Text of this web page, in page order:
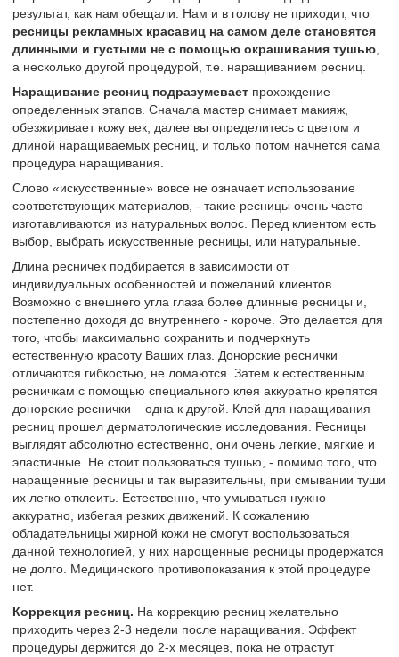
результат, как нам обещали. Нам и в голову не приходит, что
ресницы рекламных красавиц на самом деле становятся
длинными и густыми не с помощью окрашивания тушью
а несколько другой процедурой, т.е. наращиванием ресниц.
Наращивание ресниц подразумевает прохождение
определенных этапов. Сначала мастер снимает макияж,
обезжиривает кожу век, далее вы определитесь с цветом и
длиной наращиваемых ресниц, и только потом начнется сама
процедура наращивания.
Слово «искусственные» вовсе не означает использование
соответствующих материалов, - такие ресницы очень часто
изготавливаются из натуральных волос. Перед клиентом есть
выбор, выбрать искусственные ресницы, или натуральные.
Длина ресничек подбирается в зависимости от
индивидуальных особенностей и пожеланий клиентов.
Возможно с внешнего угла глаза более длинные ресницы и,
постепенно доходя до внутреннего - короче. Это делается для
того, чтобы максимально сохранить и подчеркнуть
естественную красоту Ваших глаз. Донорские реснички
отличаются гибкостью, не ломаются. Затем к естественным
ресничкам с помощью специального клея аккуратно крепятся
донорские реснички – одна к другой. Клей для наращивания
ресниц прошел дерматологические исследования. Ресницы
выглядят абсолютно естественно, они очень легкие, мягкие и
эластичные. Не стоит пользоваться тушью, - помимо того, что
наращенные ресницы и так выразительны, при смывании туши
их легко отклеить. Естественно, что умываться нужно
аккуратно, избегая резких движений. К сожалению
обладательницы жирной кожи не смогут воспользоваться
данной технологией, у них нарощенные ресницы продержатся
не долго. Медицинского противопоказания к этой процедуре
нет.
Коррекция ресниц. На коррекцию ресниц желательно
приходить через 2-3 недели после наращивания. Эффект
процедуры держится до 2-х месяцев, пока не отрастут